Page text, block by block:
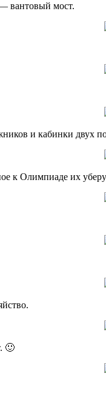
вантовый мост.
и кабинки двух
к Олимпиаде их
🙂